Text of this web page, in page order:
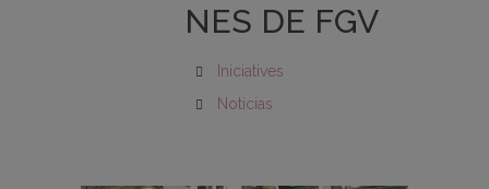
NES DE FGV
Iniciatives
Noticias